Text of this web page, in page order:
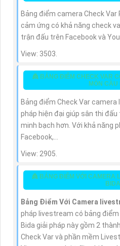
Bảng điểm camera Check Var
cảm ứng có khả năng check
trận đấu trên Facebook và
View: 3503.
👸 BẢNG ĐIỂM CHECK VAR
MÔN CẦU
Bảng điểm Check Var
pháp hiện đại giúp sân thi
minh bạch hơn. Với khả năng
Facebook,...
View: 2905.
👸 BẢNG ĐIỂM VỚI CAMERA
BIDA
Bảng Điểm Với Camera
pháp livestream có bảng
Bida giải pháp này gồm 2
Check Var và phần mềm